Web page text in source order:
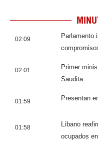
02:09
Parlamento
02:01
Primer
Saudita
01:59 Presentan
01:58
Líbano
ocupados